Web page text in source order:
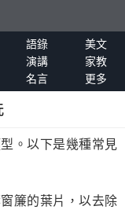
語錄
美文
演講
家教
名言 更多
。以下是幾種常見
簾的葉片，以去除